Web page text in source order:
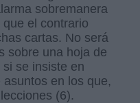
sobremanera
el contrario
cartas. No será
sobre una hoja de
se insiste en
en los que,
(6).